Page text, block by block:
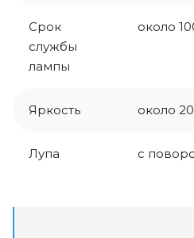
Срок
службы
лампы
около
Яркость около
Лупа с